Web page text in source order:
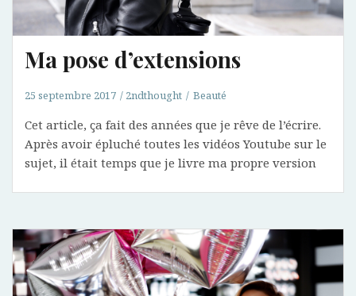
Ma pose d’extensions
25 septembre 2017 2ndthought Beauté
Cet article, ça fait des années que je rêve de l’écrire.
Après avoir épluché toutes les vidéos Youtube sur le
sujet, il était temps que je livre ma propre version